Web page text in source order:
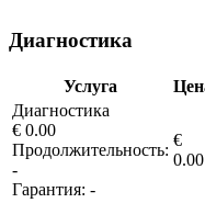
Диагностика
Услуга
Диагностика
€ 0.00
Продолжительность:
-
Гарантия: -
€
0.00